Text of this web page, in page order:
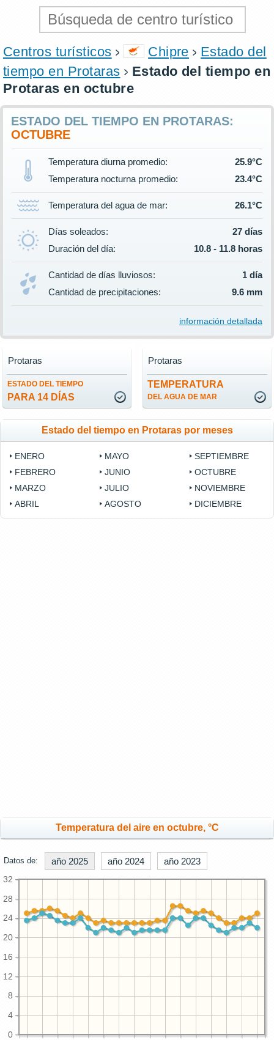
Centros turísticos Chipre
Estado del
tiempo en Protaras
Estado del tiempo en
Protaras en octubre
ESTADO DEL TIEMPO EN PROTARAS:
OCTUBRE
Temperatura diurna promedio:
25.9°C
Temperatura nocturna promedio:
23.4°C
Temperatura del agua de mar: 26.1°C
Días soleados:
27 días
Duración del día:
10.8 - 11.8 horas
Cantidad de días lluviosos:
1 día
Cantidad de precipitaciones:
9.6 mm
información detallada
ESTADO DEL TIEMPO
PARA 14 DÍAS
Protaras
TEMPERATURA
DEL AGUA DE MAR
Protaras
Estado del tiempo en Protaras por meses
ENERO
FEBRERO
MARZO
ABRIL
MAYO
JUNIO
JULIO
AGOSTO
SEPTIEMBRE
OCTUBRE
NOVIEMBRE
DICIEMBRE
Temperatura del aire en octubre, °C
Datos de: año 2025 año 2024 año 2023
0
4
8
12
16
20
24
28
32